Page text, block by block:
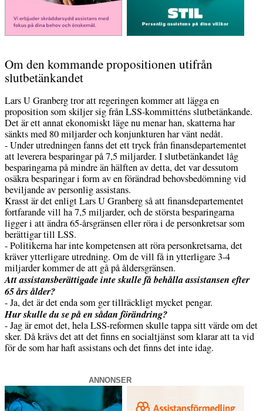
Om den kommande propositionen utifrån
slutbetänkandet
Lars U Granberg tror att regeringen kommer att lägga en
proposition som skiljer sig från LSS-kommitténs slutbetänkande.
Det är ett annat ekonomiskt läge nu menar han, skatterna har
sänkts med 80 miljarder och konjunkturen har vänt nedåt.
- Under utredningen fanns det ett tryck från finansdepartementet
att leverera besparingar på 7,5 miljarder. I slutbetänkandet låg
besparingarna på mindre än hälften av detta, det var dessutom
osäkra besparingar i form av en förändrad behovsbedömning vid
beviljande av personlig assistans.
Krasst är det enligt Lars U Granberg så att finansdepartementet
fortfarande vill ha 7,5 miljarder, och de största besparingarna
ligger i att ändra 65-årsgränsen eller röra i de personkretsar som
berättigar till LSS.
- Politikerna har inte kompetensen att röra personkretsarna, det
kräver ytterligare utredning. Om de vill få in ytterligare 3-4
miljarder kommer de att gå på åldersgränsen.
Att assistansberättigade inte skulle få behålla assistansen efter
65 års ålder?
- Ja, det är det enda som ger tillräckligt mycket pengar.
Hur skulle du se på en sådan förändring?
- Jag är emot det, hela LSS-reformen skulle tappa sitt värde om det
sker. Då krävs det att det finns en socialtjänst som klarar att ta vid
för de som har haft assistans och det finns det inte idag.
ANNONSER